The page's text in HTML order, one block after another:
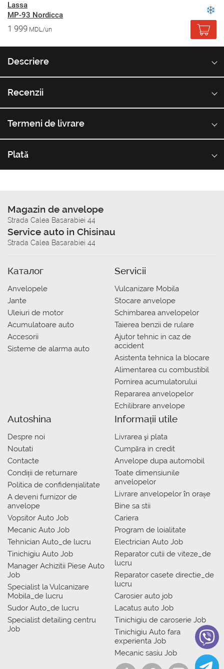
Lassa
MP-93 Nordicca
1 999 MDL/un
Descriere
Recenzii
Termeni de livrare
Plată
Magazin de anvelope
Strada Calea Basarabiei 44
Service auto in Chisinau
Strada Calea Basarabiei 44
Каталог
Anvelopele
Jante
Uleiuri de motor
Acumulatoare auto
Accesorii
Sisteme de alarma auto
Servicii
Vulcanizare Mobila
Stocare anvelope
Schimbarea anvelopelor
Taierea benzii de rulare
Ajutor tehnic in caz de
accident
Asistenta tehnica la blocare
Alimentarea cu combustibil
Pornirea acumulatorului
Repararea anvelopelor
Echilibrare anvelope
Autoshina
Despre noi
Noutati
Contacte
Condiții de returnare
Politica de confidențialitate
A deveni furnizor de
anvelope
Vopsitor Auto Job
Mecanic Auto Job
Tehnician Auto_de lucru
Tinichigiu Auto Job
Manager Achizitii Piese Auto
Job
Specialist la Vulcanizare
Mobila_de lucru
Sudor Auto_de lucru
Specialist detailing centru
Job
Informații utile
Livrarea şi plata
Сumpăra in credit
Anvelope dupa automobil
Toate dimensiunile
anvelopelor
Livrare anvelopelor în orașe
Bine sa stii
Cariera
Program de loialitate
Electrician Auto Job
Reparator cutii de viteze_de
lucru
Reparator casete directie_de
lucru
Carosier auto job
Lacatus auto Job
Tinichigiu de caroserie Job
Tinichigiu Auto fara
experienta Job
Mecanic sasiu Job